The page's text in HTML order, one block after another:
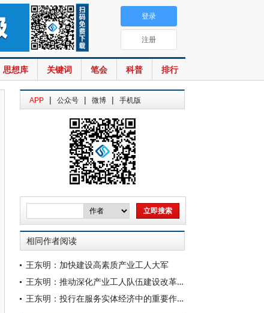
思想库 关键词 笔会 科普 排行
登录
注册
APP | 公众号 | 微博 | 手机版
相同作者阅读
王东明：加快建设高素质产业工人大军
王东明：推动深化产业工人队伍建设改革举措落地见效
王东明：投行在服务实体经济中的重要作用